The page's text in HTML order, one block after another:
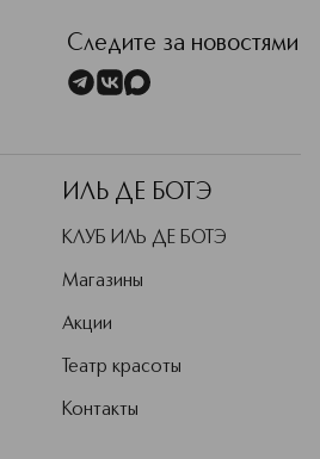
Следите за новостями
ИЛЬ ДЕ БОТЭ
КЛУБ ИЛЬ ДЕ БОТЭ
Магазины
Акции
Театр красоты
Контакты